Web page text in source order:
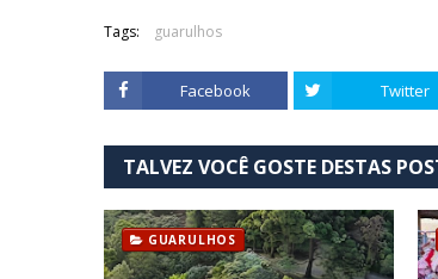
Tags: guarulhos
Facebook Twitter
TALVEZ VOCÊ GOSTE DESTAS
GUARULHOS